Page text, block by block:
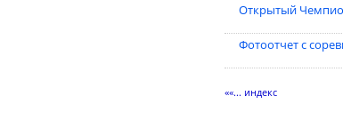
Открытый
Фотоотчет с
««... индекс